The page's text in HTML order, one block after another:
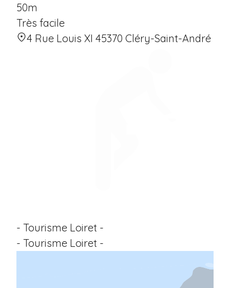
50m
Très facile
4 Rue Louis XI 45370 Cléry-Saint-André
- Tourisme Loiret -
- Tourisme Loiret -